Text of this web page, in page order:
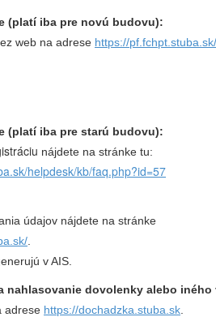
(platí iba pre novú budovu):
web na adrese https://pf.fchpt.stuba.sk/
(platí iba pre starú budovu):
nájdete na stránke tu:
helpdesk/kb/faq.php?id=57
údajov nájdete na stránke
v AIS.
nahlasovanie dovolenky alebo
adrese https://dochadzka.stuba.sk